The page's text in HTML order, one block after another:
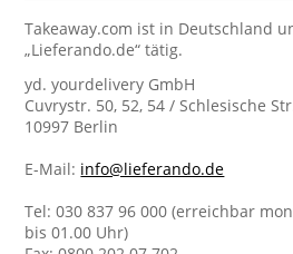
Takeaway.com ist in Deutschland
„Lieferando.de“ tätig.
yd. yourdelivery GmbH
Cuvrystr. 50, 52, 54 / Schlesische
10997 Berlin
E-Mail: info@lieferando.de
Tel: 030 837 96 000 (erreichbar
bis 01.00 Uhr)